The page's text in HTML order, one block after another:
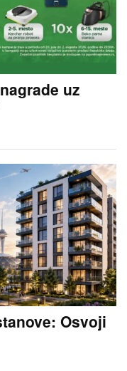
uz
Osvoji